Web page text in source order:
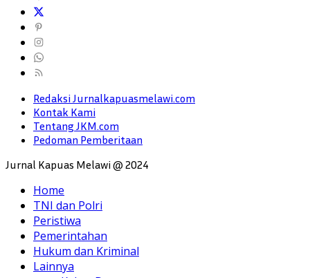
Redaksi Jurnalkapuasmelawi.com
Kontak Kami
Tentang JKM.com
Pedoman Pemberitaan
Jurnal Kapuas Melawi @ 2024
Home
TNI dan Polri
Peristiwa
Pemerintahan
Hukum dan Kriminal
Lainnya